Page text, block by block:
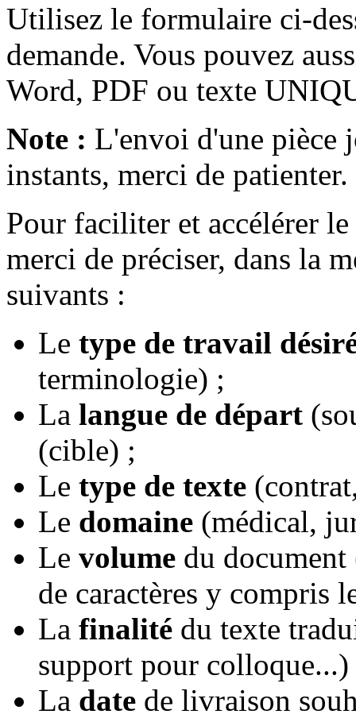
Utilisez le formulaire ci-
demande. Vous pouvez
Word, PDF ou texte
Note : L'envoi d'une pièce
instants, merci de patienter.
Pour faciliter et accélérer
merci de préciser, dans la
suivants :
Le type de travail
terminologie) ;
La langue de départ
(cible) ;
Le type de texte
Le domaine (médical,
Le volume du
de caractères y compris
La finalité du texte
support pour colloque...)
La date de livraison